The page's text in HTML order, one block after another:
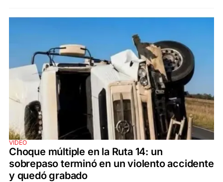
VIDEO
Choque múltiple en la Ruta 14: un
sobrepaso terminó en un violento accidente
y quedó grabado